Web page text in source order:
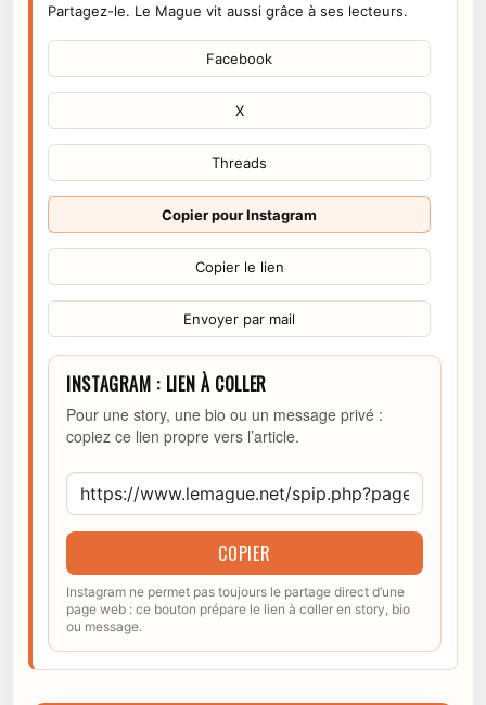
Partagez-le. Le Mague vit aussi grâce à ses lecteurs.
Facebook
X
Threads
Copier pour Instagram
Copier le lien
Envoyer par mail
INSTAGRAM : LIEN À COLLER
Pour une story, une bio ou un message privé :
copiez ce lien propre vers l’article.
COPIER
Instagram ne permet pas toujours le partage direct d’une
page web : ce bouton prépare le lien à coller en story, bio
ou message.